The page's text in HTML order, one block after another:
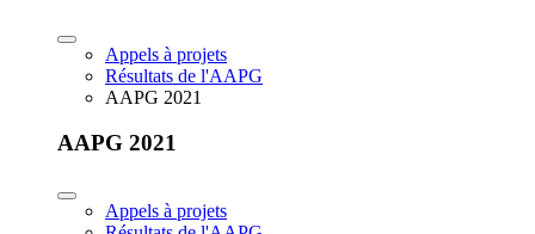
Appels à projets
Résultats de l'AAPG
AAPG 2021
AAPG 2021
Appels à projets